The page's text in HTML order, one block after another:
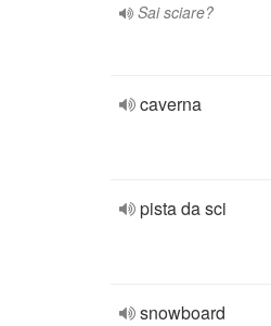
Sai sciare?
caverna
pista da sci
snowboard